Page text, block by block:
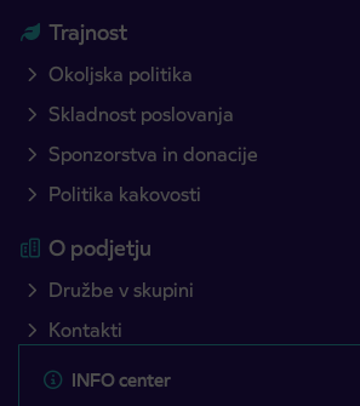
Trajnost
Okoljska politika
Skladnost poslovanja
Sponzorstva in donacije
Politika kakovosti
O podjetju
Družbe v skupini
Kontakti
INFO center